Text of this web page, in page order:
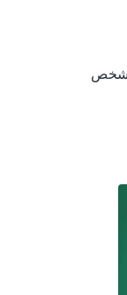
شخص